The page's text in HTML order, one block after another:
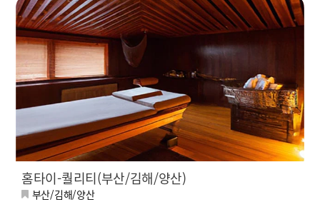
홈타이-퀄리티(부산/김해/양산)
부산/김해/양산